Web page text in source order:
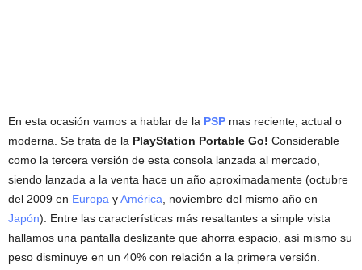
En esta ocasión vamos a hablar de la PSP mas reciente, actual o
moderna. Se trata de la PlayStation Portable Go! Considerable
como la tercera versión de esta consola lanzada al mercado,
siendo lanzada a la venta hace un año aproximadamente (octubre
del 2009 en Europa yAmérica , noviembre del mismo año en
Japón). Entre las características más resaltantes a simple vista
hallamos una pantalla deslizante que ahorra espacio, así mismo su
peso disminuye en un 40% con relación a la primera versión.